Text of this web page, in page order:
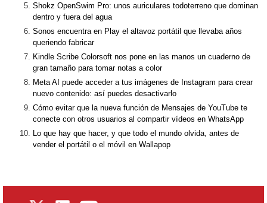
Shokz OpenSwim Pro: unos auriculares todoterreno que dominan
dentro y fuera del agua
Sonos encuentra en Play el altavoz portátil que llevaba años
queriendo fabricar
Kindle Scribe Colorsoft nos pone en las manos un cuaderno de
gran tamaño para tomar notas a color
Meta AI puede acceder a tus imágenes de Instagram para crear
nuevo contenido: así puedes desactivarlo
Cómo evitar que la nueva función de Mensajes de YouTube te
conecte con otros usuarios al compartir vídeos en WhatsApp
Lo que hay que hacer, y que todo el mundo olvida, antes de
vender el portátil o el móvil en Wallapop